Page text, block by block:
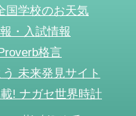
国学校のお天気
・入試情報
格言
未来発見サイト
! ナガセ世界時計